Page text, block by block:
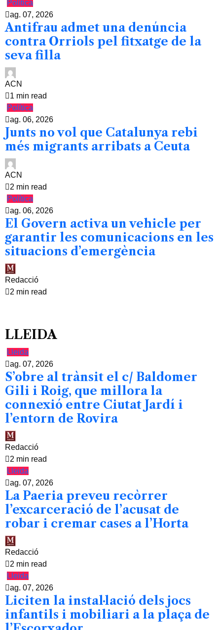
Política
ag. 07, 2026
Antifrau admet una denúncia
contra Orriols pel fitxatge de la
seva filla
ACN
1 min read
Política
ag. 06, 2026
Junts no vol que Catalunya rebi
més migrants arribats a Ceuta
ACN
2 min read
Política
ag. 06, 2026
El Govern activa un vehicle per
garantir les comunicacions en les
situacions d’emergència
Redacció
2 min read
LLEIDA
Lleida
ag. 07, 2026
S’obre al trànsit el c/ Baldomer
Gili i Roig, que millora la
connexió entre Ciutat Jardí i
l’entorn de Rovira
Redacció
2 min read
Lleida
ag. 07, 2026
La Paeria preveu recòrrer
l’excarceració de l’acusat de
robar i cremar cases a l’Horta
Redacció
2 min read
Lleida
ag. 07, 2026
Liciten la instal·lació dels jocs
infantils i mobiliari a la plaça de